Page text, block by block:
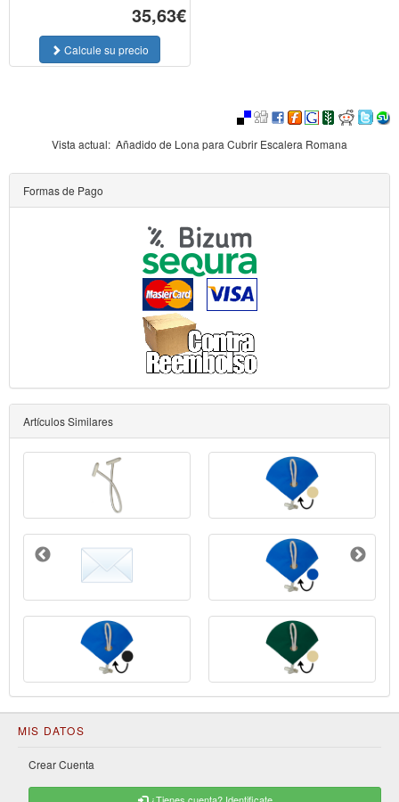
35,63€
Calcule su precio
Vista actual: Añadido de Lona para Cubrir Escalera Romana
Formas de Pago
Artículos Similares
MIS DATOS
Crear Cuenta
¿Tienes cuenta? Identificate